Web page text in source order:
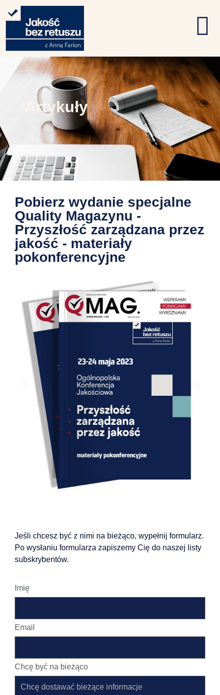
Artykuły
Pobierz wydanie specjalne
Quality Magazynu -
Przyszłość zarządzana przez
jakość - materiały
pokonferencyjne
Jeśli chcesz być z nimi na bieżąco, wypełnij formularz.
Po wysłaniu formularza zapiszemy Cię do naszej listy
subskrybentów.
Imię
Email
Chcę być na bieżąco